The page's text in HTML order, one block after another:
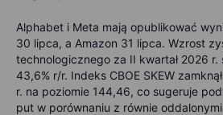
Alphabet i Meta mają opublikować
30 lipca, a Amazon 31 lipca. Wzrost
technologicznego za II kwartał 2026 r.
43,6% r/r. Indeks CBOE SKEW
r. na poziomie 144,46, co sugeruje
put w porównaniu z równie